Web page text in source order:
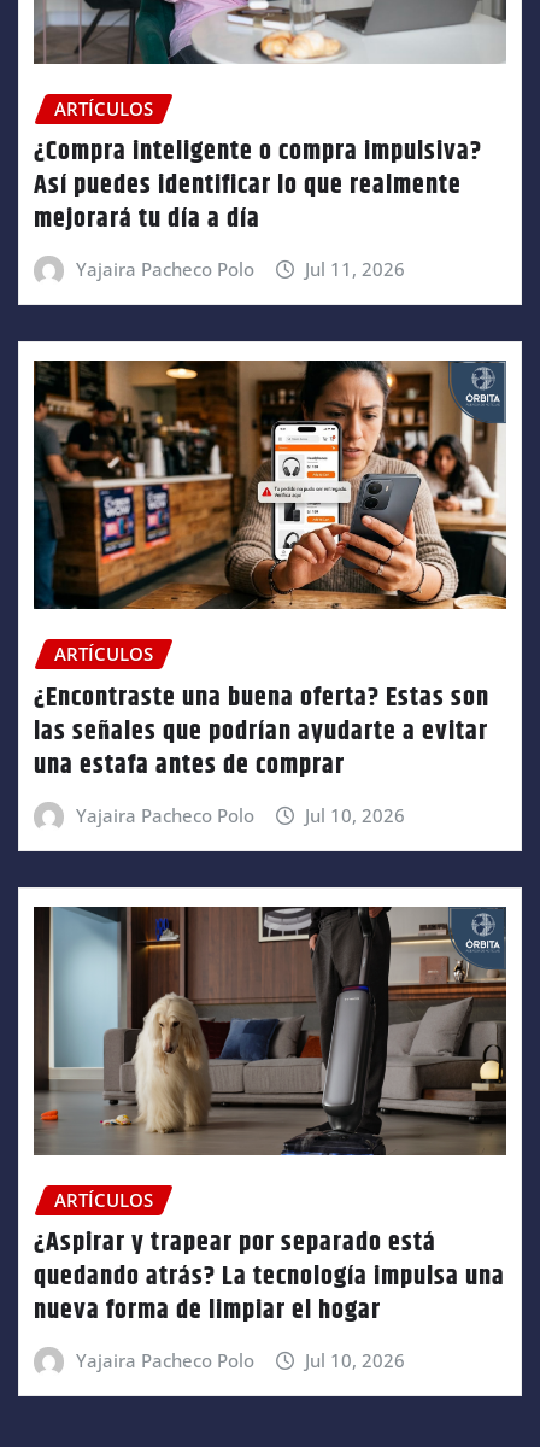
ARTÍCULOS
¿Compra inteligente o compra impulsiva?
Así puedes identificar lo que realmente
mejorará tu día a día
Yajaira Pacheco Polo Jul 11, 2026
ARTÍCULOS
¿Encontraste una buena oferta? Estas son
las señales que podrían ayudarte a evitar
una estafa antes de comprar
Yajaira Pacheco Polo Jul 10, 2026
ARTÍCULOS
¿Aspirar y trapear por separado está
quedando atrás? La tecnología impulsa una
nueva forma de limpiar el hogar
Yajaira Pacheco Polo Jul 10, 2026